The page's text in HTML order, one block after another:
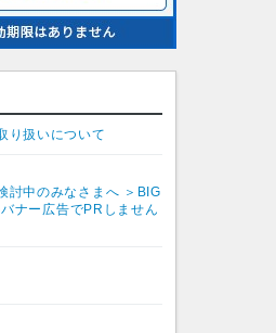
り扱いについて
討中のみなさまへ ＞BIG
ナー広告でPRしません